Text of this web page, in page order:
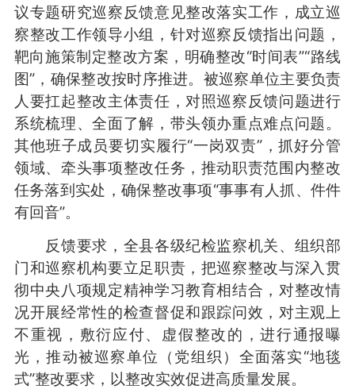
议专题研究巡察反馈意见整改落实工作，成立巡
察整改工作领导小组，针对巡察反馈指出问题，
靶向施策制定整改方案，明确整改“时间表”“路线
图”，确保整改按时序推进。被巡察单位主要负责
人要扛起整改主体责任，对照巡察反馈问题进行
系统梳理、全面了解，带头领办重点难点问题。
其他班子成员要切实履行“一岗双责”，抓好分管
领域、牵头事项整改任务，推动职责范围内整改
任务落到实处，确保整改事项“事事有人抓、件件
有回音”。
反馈要求，全县各级纪检监察机关、组织部
门和巡察机构要立足职责，把巡察整改与深入贯
彻中央八项规定精神学习教育相结合，对整改情
况开展经常性的检查督促和跟踪问效，对主观上
不重视，敷衍应付、虚假整改的，进行通报曝
光，推动被巡察单位（党组织）全面落实“地毯
式”整改要求，以整改实效促进高质量发展。